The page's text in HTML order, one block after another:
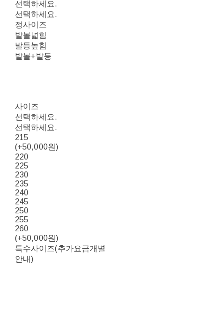
선택하세요.
선택하세요.
정사이즈
발볼넓힘
발등높힘
발볼+발등
사이즈
선택하세요.
선택하세요.
215
(+50,000원)
220
225
230
235
240
245
250
255
260
(+50,000원)
특수사이즈(추가요금개별
안내)